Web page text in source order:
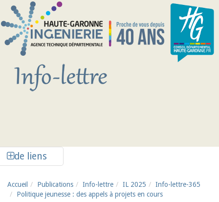
Aller au contenu principal
de liens
Accueil Publications Info-lettre IL 2025
Info-lettre-365
Politique jeunesse : des appels à projets en cours